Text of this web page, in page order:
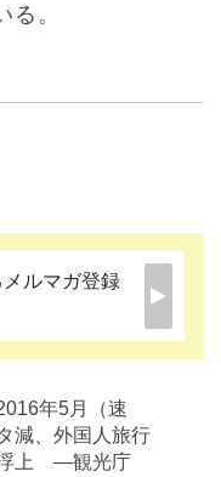
。
ルマガ登録
年5月（速
減、外国人旅行
浮上 ―観光庁